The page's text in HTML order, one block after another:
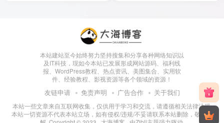
本站建站至今始终努力坚持搜集和分享各种网络知识以
及IT科技，现如今本站已发展形成网站源码、福利线
报、WordPress教程、热点资讯、美图集合、实用软
件、经验教程、影视资源等各个领域的资源！
友链申请 免责声明 广告合作 关于我们
本站一些文章来自互联网收集，仅供用于学习和交流，请遵循相关法律法规.
本站一切资源不代表本站立场，如有侵权/违规/不妥请联系本站删除，敬请谅